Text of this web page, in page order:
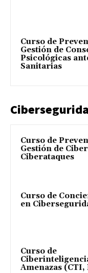
Curso de
Gestión de
Psicológicas
Sanitarias
Curso de
Gestión de
Ciberataques
Curso de
en
Curso de
Amenazas (CTI,